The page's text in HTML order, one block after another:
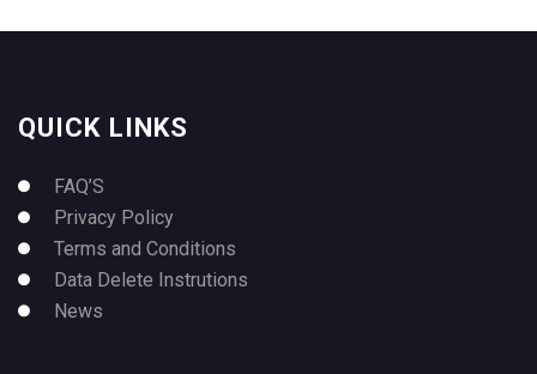
QUICK LINKS
FAQ’S
Privacy Policy
Terms and Conditions
Data Delete Instrutions
News